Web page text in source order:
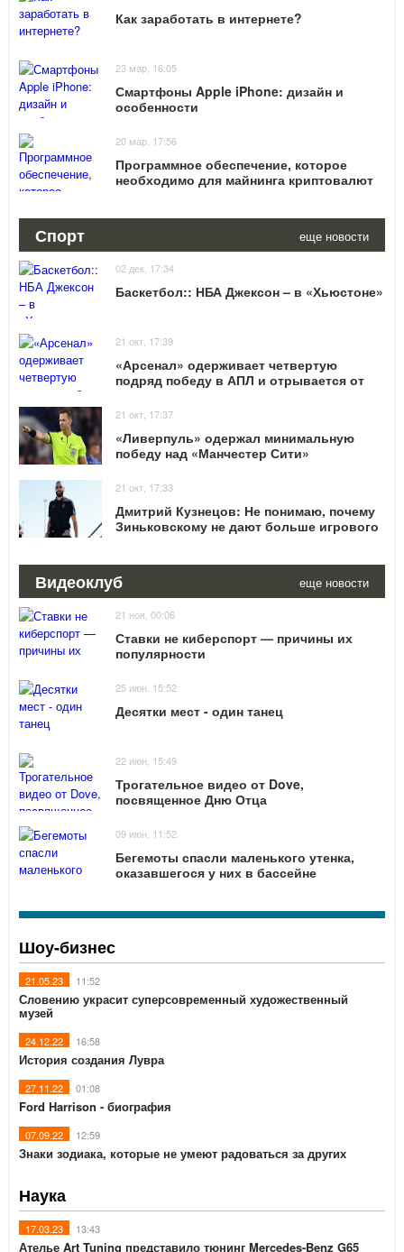
Как заработать в интернете?
23 мар, 16:05
Смартфоны Apple iPhone: дизайн и
особенности
20 мар, 17:56
Программное обеспечение, которое
необходимо для майнинга криптовалют
Спорт еще новости
02 дек, 17:34
Баскетбол:: НБА Джексон – в «Хьюстоне»
21 окт, 17:39
«Арсенал» одерживает четвертую
подряд победу в АПЛ и отрывается от
21 окт, 17:37
«Ливерпуль» одержал минимальную
победу над «Манчестер Сити»
21 окт, 17:33
Дмитрий Кузнецов: Не понимаю, почему
Зиньковскому не дают больше игрового
Видеоклуб еще новости
21 ноя, 00:06
Ставки не киберспорт — причины их
популярности
25 июн, 15:52
Десятки мест - один танец
22 июн, 15:49
Трогательное видео от Dove,
посвященное Дню Отца
09 июн, 11:52
Бегемоты спасли маленького утенка,
оказавшегося у них в бассейне
Шоу-бизнес
21.05.23 11:52
Словению украсит суперсовременный художественный
музей
24.12.22 16:58
История создания Лувра
27.11.22 01:08
Ford Harrison - биография
07.09.22 12:59
Знаки зодиака, которые не умеют радоваться за других
Наука
17.03.23 13:43
Ателье Art Tuning представило тюнинг Mercedes-Benz G65